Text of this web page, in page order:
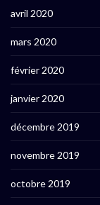
avril 2020
mars 2020
février 2020
janvier 2020
décembre 2019
novembre 2019
octobre 2019